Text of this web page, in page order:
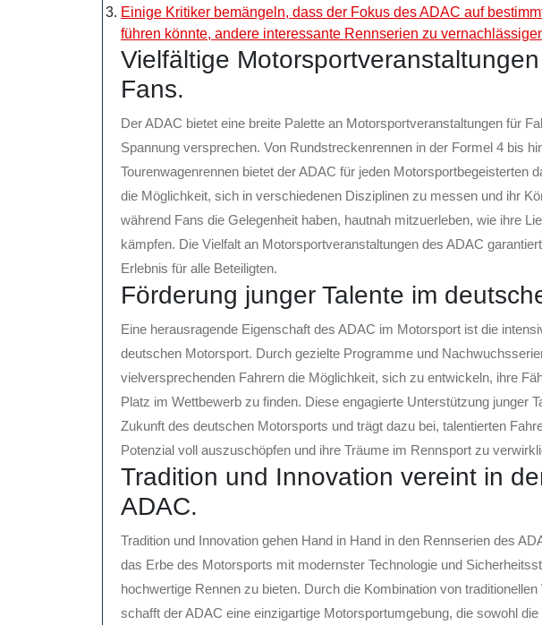
Einige Kritiker bemängeln, dass der Fokus des ADAC auf
führen könnte, andere interessante Rennserien zu
Vielfältige
Fans.
Der ADAC bietet eine breite Palette an Motorsportveranstaltungen für
Spannung versprechen. Von Rundstreckenrennen in der Formel 4 bis
Tourenwagenrennen bietet der ADAC für jeden Motorsportbegeisterten
die Möglichkeit, sich in verschiedenen Disziplinen zu messen und ihr
während Fans die Gelegenheit haben, hautnah mitzuerleben, wie ihre
kämpfen. Die Vielfalt an Motorsportveranstaltungen des ADAC
Erlebnis für alle Beteiligten.
Förderung junger Talente im
Eine herausragende Eigenschaft des ADAC im Motorsport ist die
deutschen Motorsport. Durch gezielte Programme und
vielversprechenden Fahrern die Möglichkeit, sich zu entwickeln, ihre
Platz im Wettbewerb zu finden. Diese engagierte Unterstützung junger
Zukunft des deutschen Motorsports und trägt dazu bei, talentierten
Potenzial voll auszuschöpfen und ihre Träume im Rennsport zu
Tradition und Innovation vereint in
ADAC.
Tradition und Innovation gehen Hand in Hand in den Rennserien des
das Erbe des Motorsports mit modernster Technologie und
hochwertige Rennen zu bieten. Durch die Kombination von
schafft der ADAC eine einzigartige Motorsportumgebung, die sowohl